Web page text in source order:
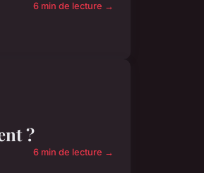
6 min de lecture →
?
6 min de lecture →